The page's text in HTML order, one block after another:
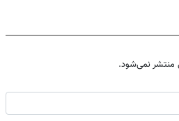
منتشر نمی‌شود.